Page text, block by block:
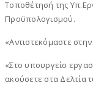
Τοποθέτησή της
Προϋπολογισμού.
«Αντιστεκόμαστε
«Στο υπουργείο
ακούσετε στα Δελτία